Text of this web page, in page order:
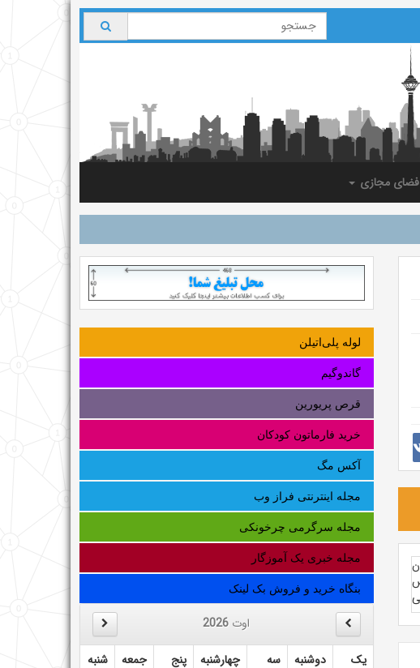
فضای مجازی
لوله‌ پلی‌اتیلن
گاندوگیم
قرص پریورین
خرید فارماتون کودکان
آکس مگ
مجله اینترنتی فراز وب
مجله سرگرمی چرخونکی
مجله خبری یک آموزگار
بنگاه خرید و فروش بک لینک
اوت 2026
یک
دوشنبه
سه
چهارشنبه
پنج
جمعه شنبه